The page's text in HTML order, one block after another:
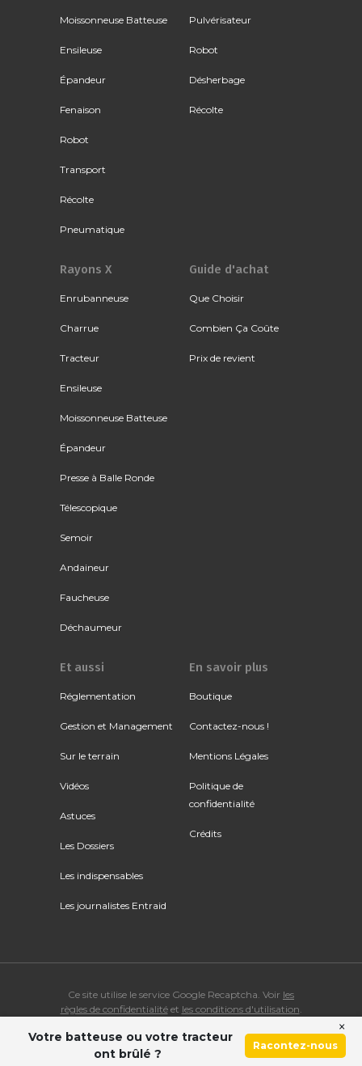
Moissonneuse Batteuse
Ensileuse
Épandeur
Fenaison
Robot
Transport
Récolte
Pneumatique
Pulvérisateur
Robot
Désherbage
Récolte
Rayons X
Enrubanneuse
Charrue
Tracteur
Ensileuse
Moissonneuse Batteuse
Épandeur
Presse à Balle Ronde
Télescopique
Semoir
Andaineur
Faucheuse
Déchaumeur
Guide d'achat
Que Choisir
Combien Ça Coûte
Prix de revient
Et aussi
Réglementation
Gestion et Management
Sur le terrain
Vidéos
Astuces
Les Dossiers
Les indispensables
Les journalistes Entraid
En savoir plus
Boutique
Contactez-nous !
Mentions Légales
Politique de
confidentialité
Crédits
Ce site utilise le service Google Recaptcha. Voir les
règles de confidentialitéet les conditions d'utilisation.
© Copyright 2026 ENTRAID. Tous droits réservés.
Votre batteuse ou votre tracteur
ont brûlé ?
Racontez-nous
×